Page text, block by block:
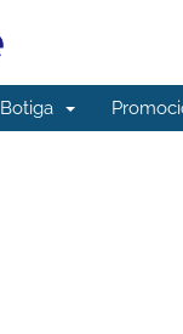
Botiga